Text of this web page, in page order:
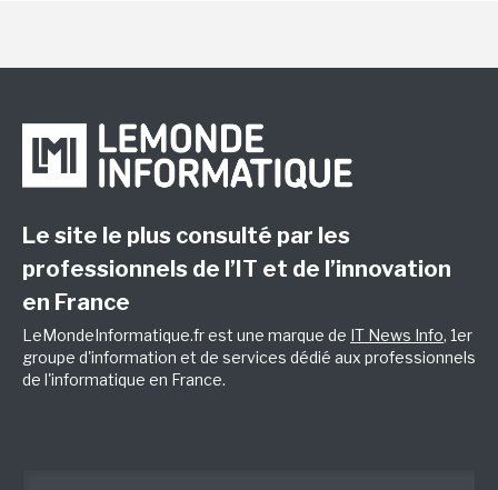
Le site le plus consulté par les
professionnels de l’IT et de l’innovation
en France
LeMondeInformatique.fr est une marque de IT News Info, 1er
groupe d'information et de services dédié aux professionnels
de l'informatique en France.